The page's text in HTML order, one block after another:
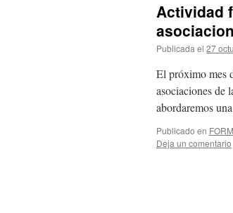
Actividad
Publicada el 27
El próximo mes
asociaciones de
abordaremos
Publicado en
Deja un comentario